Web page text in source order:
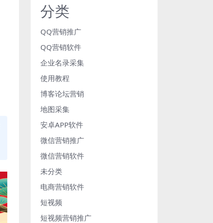
分类
QQ营销推广
QQ营销软件
企业名录采集
使用教程
博客论坛营销
地图采集
安卓APP软件
微信营销推广
微信营销软件
未分类
电商营销软件
短视频
短视频营销推广